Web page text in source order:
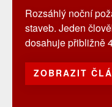
Rozsáhlý noční
staveb. Jeden
dosahuje přibližně
ZOBRAZIT